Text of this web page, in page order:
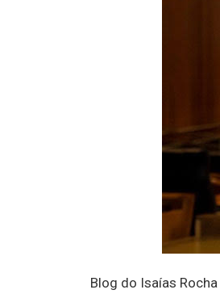
Blog do Isaías